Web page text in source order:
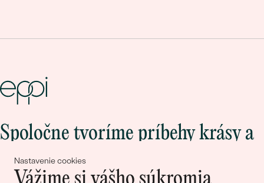
Nastavenie cookies
Spoločne tvoríme príbehy krásy a
lásky